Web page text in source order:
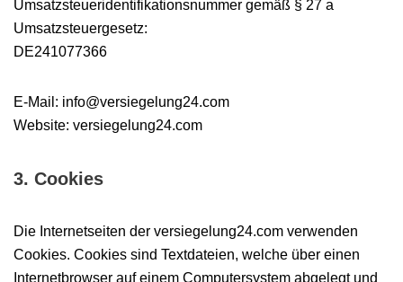
Umsatzsteueridentifikationsnummer gemäß § 27 a
Umsatzsteuergesetz:
DE241077366
E-Mail: info@versiegelung24.com
Website: versiegelung24.com
3. Cookies
Die Internetseiten der versiegelung24.com verwenden
Cookies. Cookies sind Textdateien, welche über einen
Internetbrowser auf einem Computersystem abgelegt und